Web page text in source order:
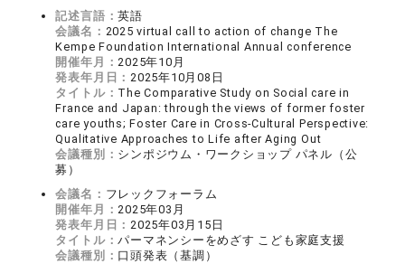
記述言語：英語
会議名： 2025 virtual call to action of change The
Kempe Foundation International Annual conference
開催年月：2025年10月
発表年月日：2025年10月08日
タイトル： The Comparative Study on Social care in
France and Japan: through the views of former foster
care youths; Foster Care in Cross-Cultural Perspective:
Qualitative Approaches to Life after Aging Out
会議種別： シンポジウム・ワークショップ パネル（公
募）
会議名： フレックフォーラム
開催年月：2025年03月
発表年月日：2025年03月15日
タイトル：パーマネンシーをめざす こども家庭支援
会議種別： 口頭発表（基調）